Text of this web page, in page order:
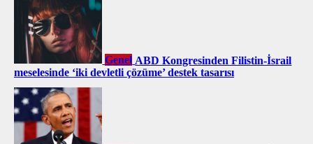
Genel ABD Kongresinden Filistin-İsrail
meselesinde ‘iki devletli çözüme’ destek tasarısı